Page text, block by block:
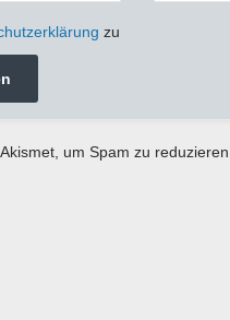
zu
um Spam zu reduzieren.